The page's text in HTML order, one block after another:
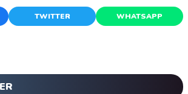
TWITTER WHATSAPP